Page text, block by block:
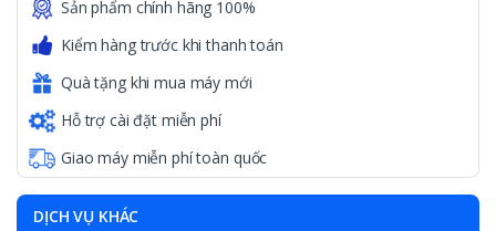
Sản phẩm chính hãng 100%
Kiểm hàng trước khi thanh toán
Quà tặng khi mua máy mới
Hỗ trợ cài đặt miễn phí
Giao máy miễn phí toàn quốc
DỊCH VỤ KHÁC